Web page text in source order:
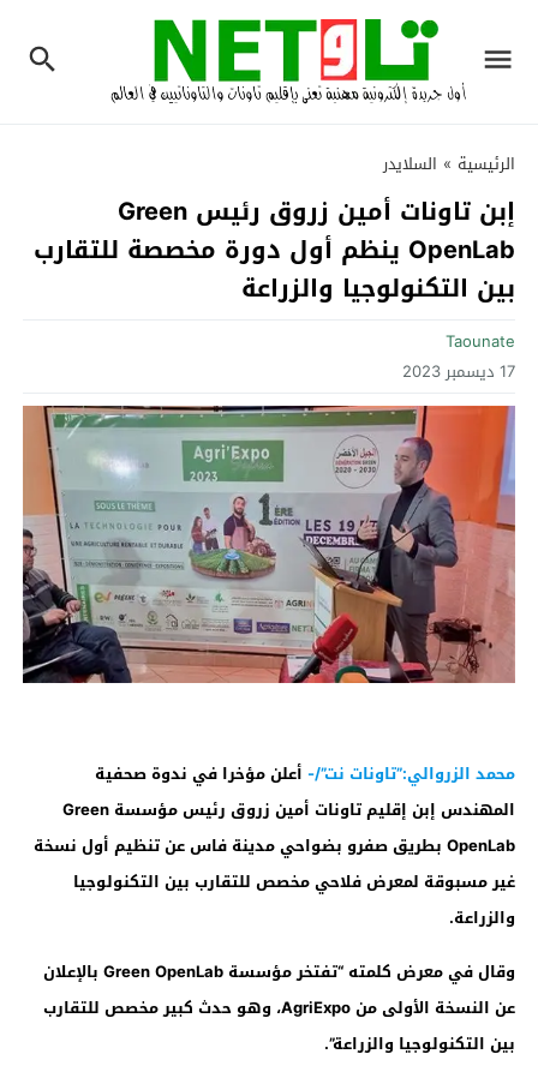
الرئيسية » السلايدر
إبن تاونات أمين زروق رئيس Green
OpenLab ينظم أول دورة مخصصة للتقارب
بين التكنولوجيا والزراعة
Taounate
17 ديسمبر 2023
محمد الزروالي:”تاونات نت”/-أعلن مؤخرا في ندوة صحفية
المهندس إبن إقليم تاونات أمين زروق رئيس مؤسسة Green
OpenLab بطريق صفرو بضواحي مدينة فاس عن تنظيم أول نسخة
غير مسبوقة لمعرض فلاحي مخصص للتقارب بين التكنولوجيا
والزراعة.
وقال في معرض كلمته “تفتخر مؤسسة Green OpenLabبالإعلان
عن النسخة الأولى منAgriExpo، وهو حدث كبير مخصص للتقارب
بين التكنولوجيا والزراعة”.